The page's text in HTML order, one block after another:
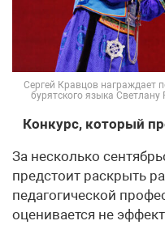
Сергей Кравцов награждает
бурятского языка
Конкурс, который
За несколько
предстоит раскрыть
педагогической
оценивается не